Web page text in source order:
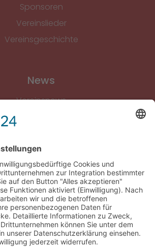
Sponsoren
Vereinslieder
Vereinsgeschichte
News
Vereinsnews
Gymnastik & Aerobic
Tischtennis
Footvolley
Sonstiges
Download-Bereich